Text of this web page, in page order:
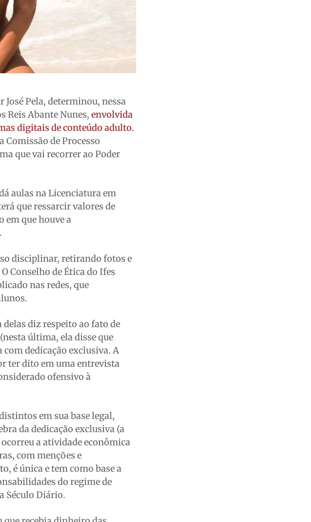
Pela, determinou, nessa
Reis Abante Nunes,envolvida
digitais de conteúdo adulto.
Comissão de Processo
que vai recorrer ao Poder
aulas na Licenciatura em
que ressarcir valores de
em que houve a
disciplinar, retirando fotos e
Conselho de Ética do Ifes
nas redes, que
diz respeito ao fato de
última, ela disse que
com dedicação exclusiva. A
ter dito em uma entrevista
ofensivo à
em sua base legal,
da dedicação exclusiva (a
a atividade econômica
com menções e
é única e tem como base a
do regime de
Século Diário.